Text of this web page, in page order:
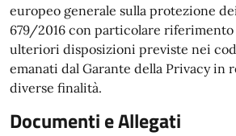
europeo generale sulla protezione
679/2016 con particolare riferimento
ulteriori disposizioni previste nei
emanati dal Garante della Privacy in
diverse finalità.
Documenti e Allegati